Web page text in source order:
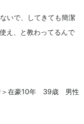
いで、してきても簡潔
え、と教わってるんで
＞在豪10年 39歳 男性